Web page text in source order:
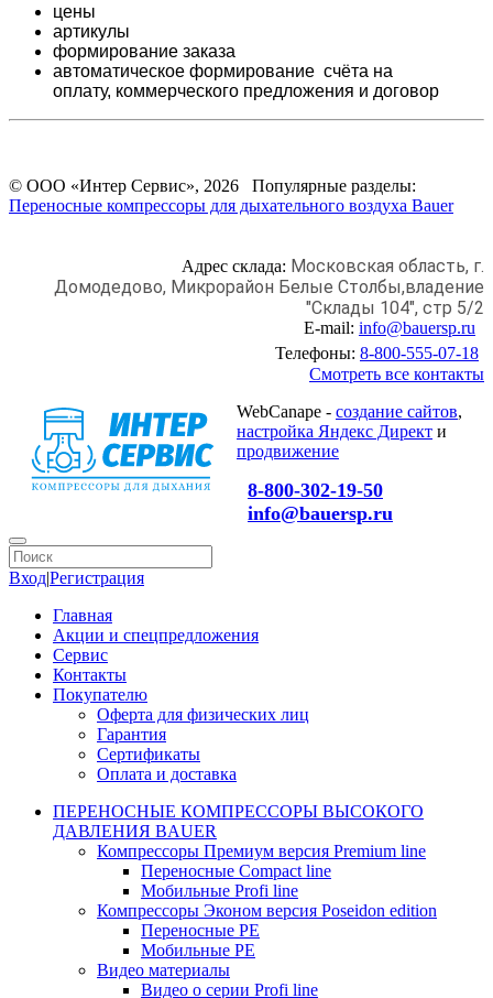
цены
артикулы
формирование заказа
автоматическое формирование счёта на
оплату, коммерческого предложения и договор
© ООО «Интер Сервис», 2026 Популярные разделы:
Переносные компрессоры для дыхательного воздуха Bauer
Адрес склада: Московская область, г.
Домодедово, Микрорайон Белые Столбы,владение
"Склады 104", стр 5/2
E-mail: info@bauersp.ru
Телефоны: 8-800-555-07-18
Смотреть все контакты
WebCanape - создание сайтов,
настройка Яндекс Директ и
продвижение
8-800-302-19-50
info@bauersp.ru
Вход|Регистрация
Главная
Акции и спецпредложения
Сервис
Контакты
Покупателю
Оферта для физических лиц
Гарантия
Сертификаты
Оплата и доставка
ПЕРЕНОСНЫЕ КОМПРЕССОРЫ ВЫСОКОГО
ДАВЛЕНИЯ BAUER
Компрессоры Премиум версия Premium line
Переносные Compact line
Мобильные Profi line
Компрессоры Эконом версия Poseidon edition
Переносные PE
Мобильные PE
Видео материалы
Видео о серии Profi line